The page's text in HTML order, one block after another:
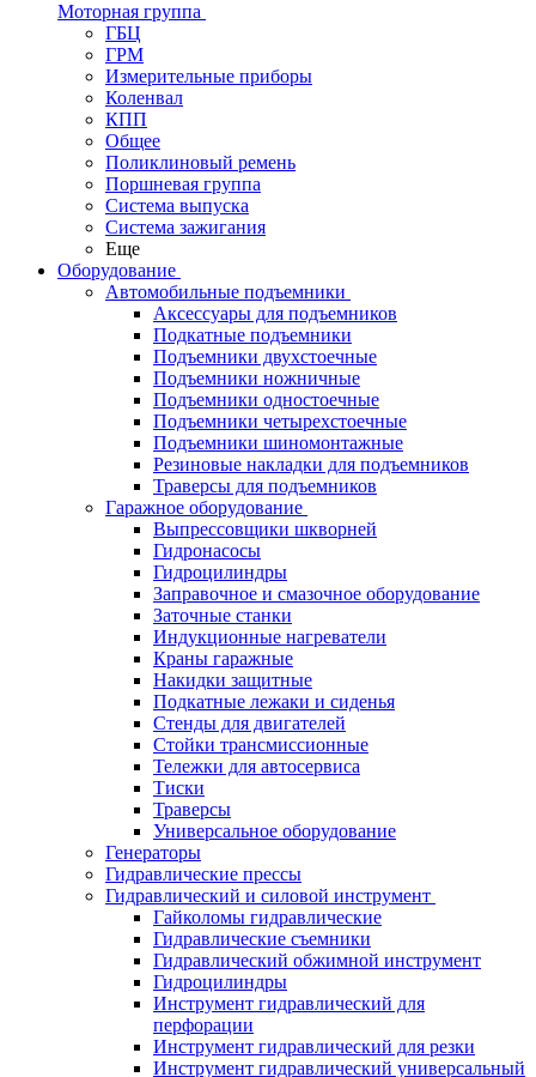
Моторная группа
ГБЦ
ГРМ
Измерительные приборы
Коленвал
КПП
Общее
Поликлиновый ремень
Поршневая группа
Система выпуска
Система зажигания
Еще
Оборудование
Автомобильные подъемники
Аксессуары для подъемников
Подкатные подъемники
Подъемники двухстоечные
Подъемники ножничные
Подъемники одностоечные
Подъемники четырехстоечные
Подъемники шиномонтажные
Резиновые накладки для подъемников
Траверсы для подъемников
Гаражное оборудование
Выпрессовщики шкворней
Гидронасосы
Гидроцилиндры
Заправочное и смазочное оборудование
Заточные станки
Индукционные нагреватели
Краны гаражные
Накидки защитные
Подкатные лежаки и сиденья
Стенды для двигателей
Стойки трансмиссионные
Тележки для автосервиса
Тиски
Траверсы
Универсальное оборудование
Генераторы
Гидравлические прессы
Гидравлический и силовой инструмент
Гайколомы гидравлические
Гидравлические съемники
Гидравлический обжимной инструмент
Гидроцилиндры
Инструмент гидравлический для
перфорации
Инструмент гидравлический для резки
Инструмент гидравлический универсальный